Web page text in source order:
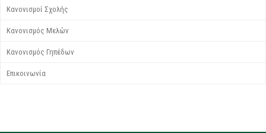
Κανονισμοί Σχολής
Κανονισμός Μελών
Κανονισμός Γηπέδων
Επικοινωνία